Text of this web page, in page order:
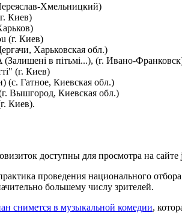
Хмельницкий)
Киев)
(г. Киев)
Харьковская обл.)
в пітьмі...), (г. Ивано-
(г. Киев)
Гатное, Киевская обл.)
Вышгород, Киевская обл.)
Киев).
доступны для просмотра на сайте
проведения национального
большему числу зрителей.
снимется в музыкальной комедии,